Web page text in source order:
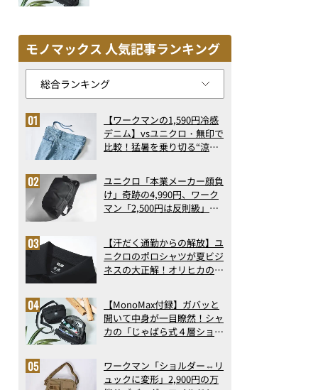
モノマックス 人気記事ランキング
【ワークマンの1,590円冷感
デニム】vsユニクロ・無印で
比較！猛暑を乗り切る“涼感
で決定版
ユニクロ「本業メーカー顔負
け」奇跡の4,990円、ワーク
マン「2,500円は反則級」凄
ト3】（2026年6月版）
【汗だく通勤からの解放】ユ
ニクロのポロシャツが夏ビジ
ネスの大正解！オリヒカの透
アの実力
【MonoMax付録】ガバッと
開いて中身が一目瞭然！シャ
カの「じゃばら式４層ショル
った！
ワークマン「ショルダー⇔リ
ュックに変形」2,900円の万